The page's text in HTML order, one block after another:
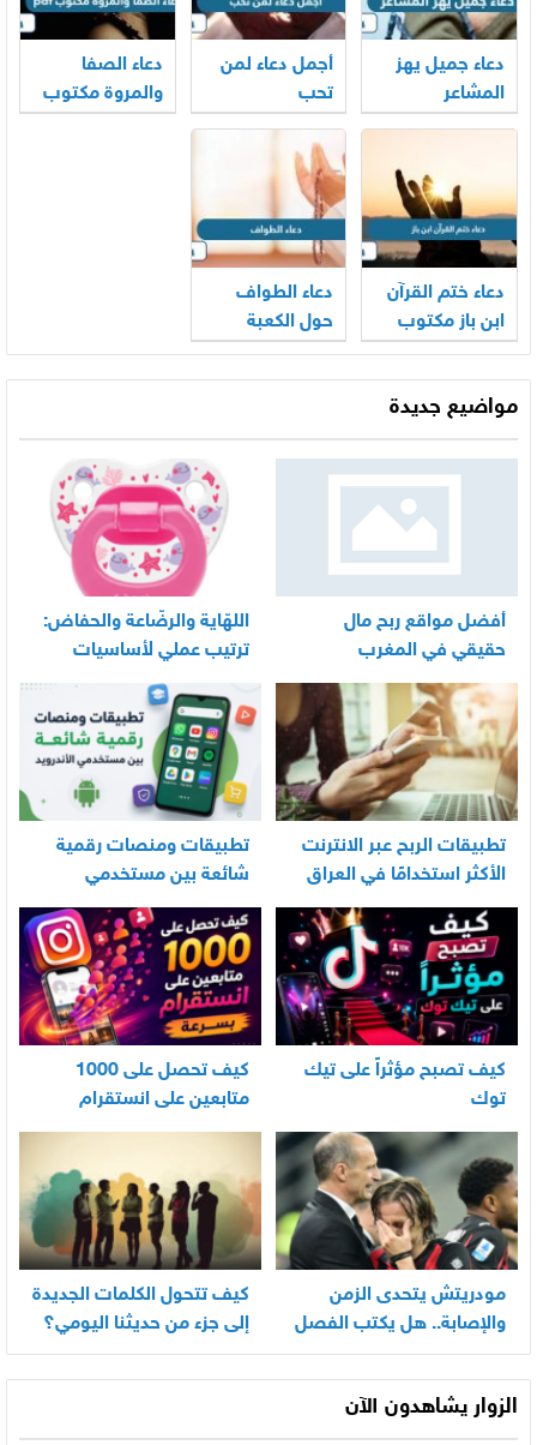
دعاء جميل يهز
المشاعر
أجمل دعاء لمن
تحب
دعاء الصفا
والمروة مكتوب
دعاء ختم القرآن
ابن باز مكتوب
دعاء الطواف
حول الكعبة
مواضيع جديدة
أفضل مواقع ربح مال
حقيقي في المغرب
اللهّاية والرضّاعة والحفاض:
ترتيب عملي لأساسيات
العناية اليومية بالرضيع
تطبيقات الربح عبر الانترنت
الأكثر استخدامًا في العراق
تطبيقات ومنصات رقمية
شائعة بين مستخدمي
الأندرويد
كيف تصبح مؤثراً على تيك
توك
كيف تحصل على 1000
متابعين على انستقرام
بسرعة
مودريتش يتحدى الزمن
والإصابة.. هل يكتب الفصل
الأخير في أسطورته
المونديالية؟
كيف تتحول الكلمات الجديدة
إلى جزء من حديثنا اليومي؟
الزوار يشاهدون الآن